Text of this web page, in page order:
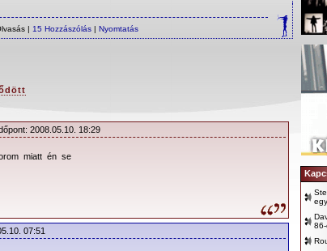
| 15 Hozzászólás | Nyomtatás
2008.05.10. 18:29
miatt én se
07:51